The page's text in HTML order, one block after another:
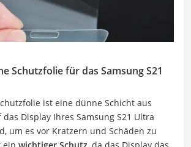
Schutzfolie für das Samsung S21
ist eine dünne Schicht aus
Display Ihres Samsung S21 Ultra
um es vor Kratzern und Schäden zu
ein wichtiger Schutz, da das Display das